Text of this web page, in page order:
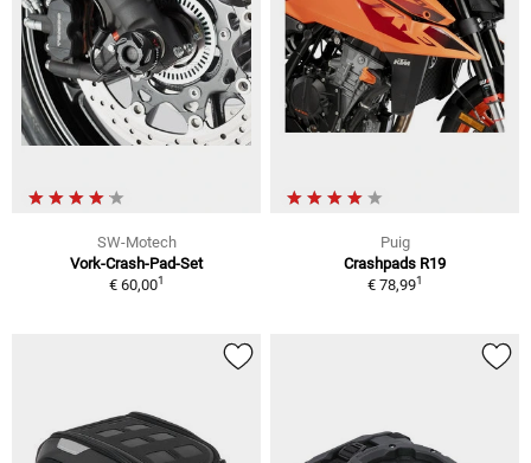
SW-Motech
Vork-Crash-Pad-Set
€ 60,001
Puig
Crashpads R19
€ 78,991